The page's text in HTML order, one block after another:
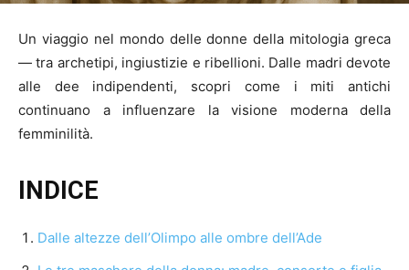
Un viaggio nel mondo delle donne della mitologia greca
— tra archetipi, ingiustizie e ribellioni. Dalle madri devote
alle dee indipendenti, scopri come i miti antichi
continuano a influenzare la visione moderna della
femminilità.
INDICE
Dalle altezze dell’Olimpo alle ombre dell’Ade